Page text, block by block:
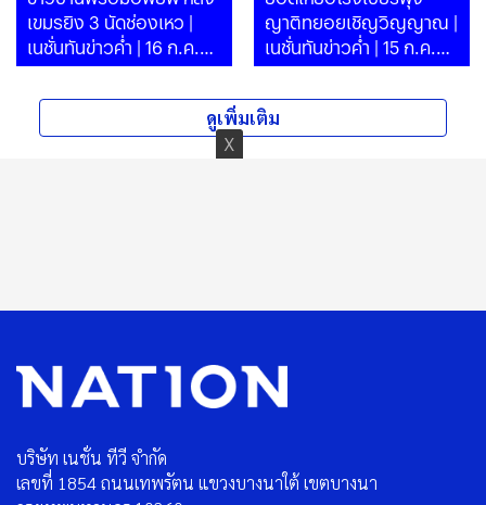
เขมรยิง 3 นัดช่องเหว |
เนชั่นทันข่าวค่ำ | 16 ก.ค.69
| PART
ญาติทยอยเชิญวิญญาณ |
เนชั่นทันข่าวค่ำ | 15 ก.ค.69
| PART
ดูเพิ่มเติม
บริษัท เนชั่น ทีวี จำกัด
เลขที่ 1854 ถนนเทพรัตน แขวงบางนาใต้ เขตบางนา